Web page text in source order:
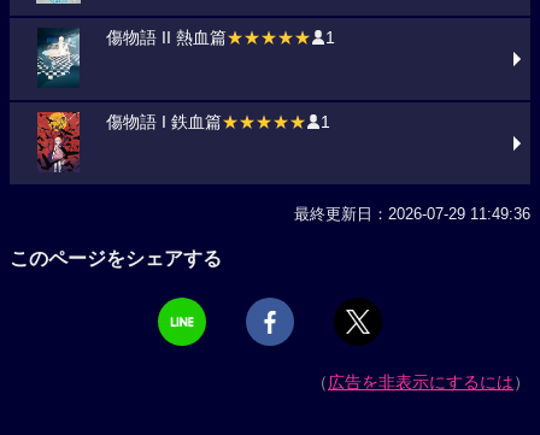
傷物語 II 熱血篇★★★★★ 1
傷物語 I 鉄血篇★★★★★ 1
最終更新日：2026-07-29 11:49:36
このページをシェアする
（広告を非表示にするには）